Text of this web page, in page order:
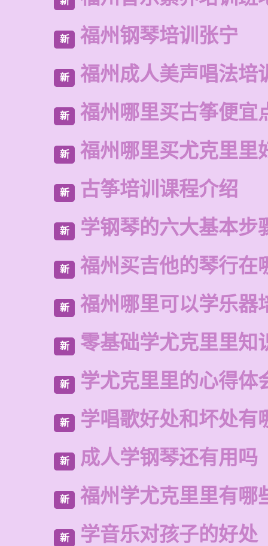
新 福州钢琴培训张宁
新 福州成人美声唱法培
新 福州哪里买古筝便宜
新 福州哪里买尤克里里
新 古筝培训课程介绍
新 学钢琴的六大基本步
新 福州买吉他的琴行在
新 福州哪里可以学乐器
新 零基础学尤克里里知
新 学尤克里里的心得体
新 学唱歌好处和坏处有
新 成人学钢琴还有用吗
新 福州学尤克里里有哪
新 学音乐对孩子的好处